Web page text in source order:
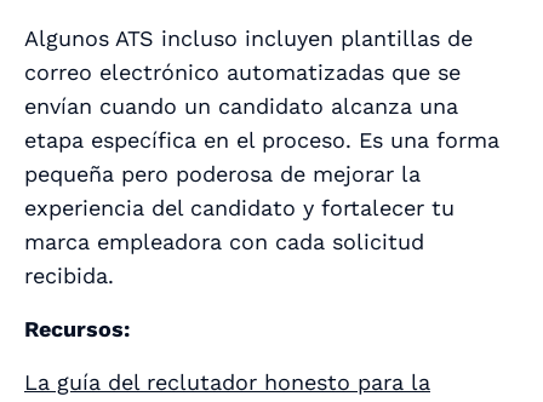
Algunos ATS incluso incluyen plantillas de
correo electrónico automatizadas que se
envían cuando un candidato alcanza una
etapa específica en el proceso. Es una forma
pequeña pero poderosa de mejorar la
experiencia del candidato y fortalecer tu
marca empleadora con cada solicitud
recibida.
Recursos:
La guía del reclutador honesto para la